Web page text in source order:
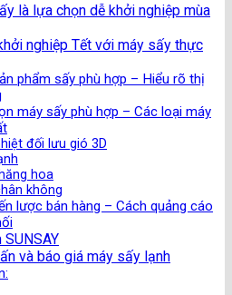
là lựa chọn dễ khởi nghiệp mùa
nghiệp Tết với máy sấy thực
phẩm sấy phù hợp – Hiểu rõ thị
máy sấy phù hợp – Các loại máy
đối lưu gió 3D
hoa
không
lược bán hàng – Cách quảng cáo
và báo giá máy sấy lạnh